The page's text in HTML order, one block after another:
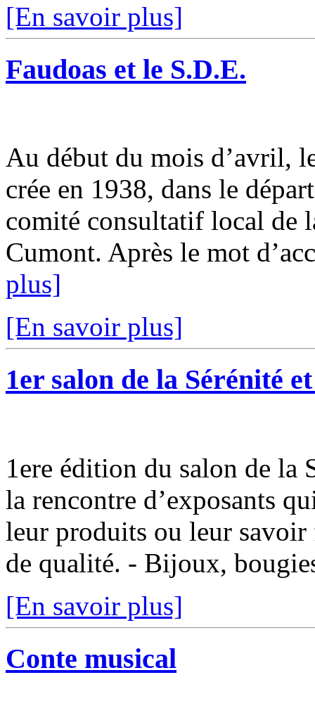
[En savoir plus]
Faudoas et le S.D.E.
Au début du mois d’avril,
crée en 1938, dans le
comité consultatif local de
Cumont. Après le mot
plus]
[En savoir plus]
1er salon de la Sérénité
1ere édition du salon de la
la rencontre d’exposants
leur produits ou leur savoir
de qualité. - Bijoux,
[En savoir plus]
Conte musical